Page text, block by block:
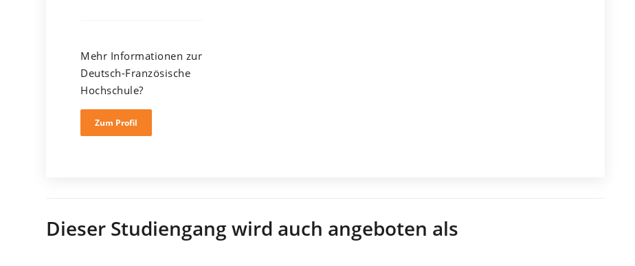
Mehr Informationen zur
Deutsch-Französische
Hochschule?
Zum Profil
Dieser Studiengang wird auch angeboten als